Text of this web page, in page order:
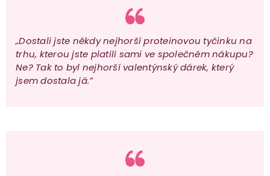
„Dostali jste někdy nejhorší proteinovou tyčinku na
trhu, kterou jste platili sami ve společném nákupu?
Ne? Tak to byl nejhorší valentýnský dárek, který
jsem dostala já.”